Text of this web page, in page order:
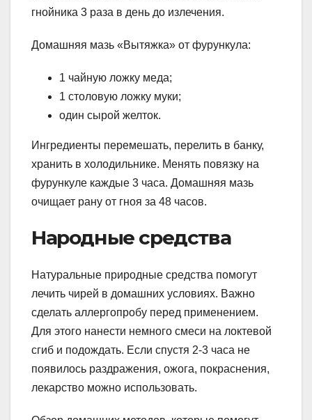
гнойника 3 раза в день до излечения.
Домашняя мазь «Вытяжка» от фурункула:
1 чайную ложку меда;
1 столовую ложку муки;
один сырой желток.
Ингредиенты перемешать, перелить в банку,
хранить в холодильнике. Менять повязку на
фурункуле каждые 3 часа. Домашняя мазь
очищает рану от гноя за 48 часов.
Народные средства
Натуральные природные средства помогут
лечить чирей в домашних условиях. Важно
сделать аллергопробу перед применением.
Для этого нанести немного смеси на локтевой
сгиб и подождать. Если спустя 2-3 часа не
появилось раздражения, ожога, покраснения,
лекарство можно использовать.